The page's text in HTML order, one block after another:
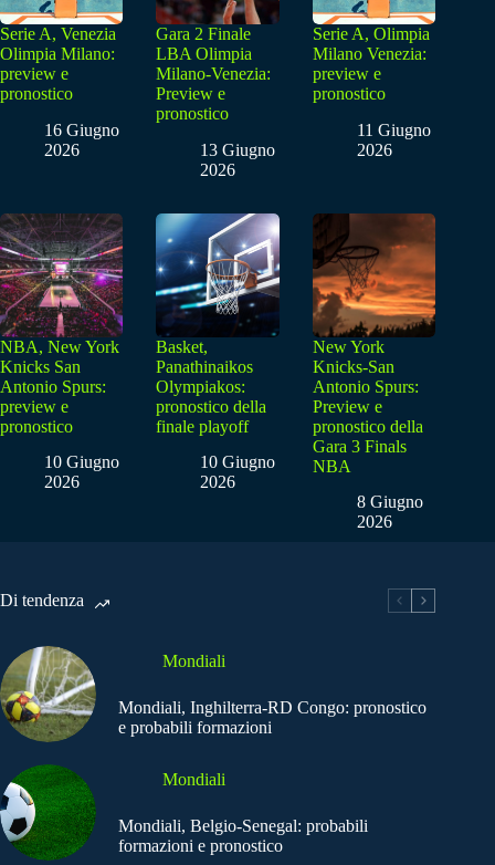
Serie A, Venezia
Olimpia Milano:
preview e
pronostico
16 Giugno
2026
Gara 2 Finale
LBA Olimpia
Milano-Venezia:
Preview e
pronostico
13 Giugno
2026
Serie A, Olimpia
Milano Venezia:
preview e
pronostico
11 Giugno
2026
NBA, New York
Knicks San
Antonio Spurs:
preview e
pronostico
10 Giugno
2026
Basket,
Panathinaikos
Olympiakos:
pronostico della
finale playoff
10 Giugno
2026
New York
Knicks-San
Antonio Spurs:
Preview e
pronostico della
Gara 3 Finals
NBA
8 Giugno
2026
Di tendenza
Mondiali
Mondiali, Inghilterra-RD Congo: pronostico
e probabili formazioni
Mondiali
Mondiali, Belgio-Senegal: probabili
formazioni e pronostico